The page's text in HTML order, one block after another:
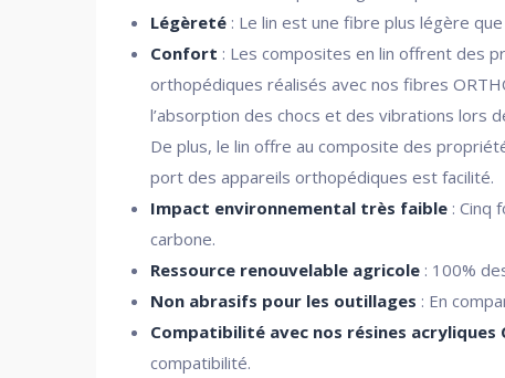
Légèreté : Le lin est une fibre plus légère
Confort : Les composites en lin offrent des
orthopédiques réalisés avec nos fibres
l’absorption des chocs et des vibrations lors
De plus, le lin offre au composite des
port des appareils orthopédiques est facilité.
Impact environnemental très faible : Cinq
carbone.
Ressource renouvelable agricole : 100%
Non abrasifs pour les outillages : En
Compatibilité avec nos résines acryliques
compatibilité.